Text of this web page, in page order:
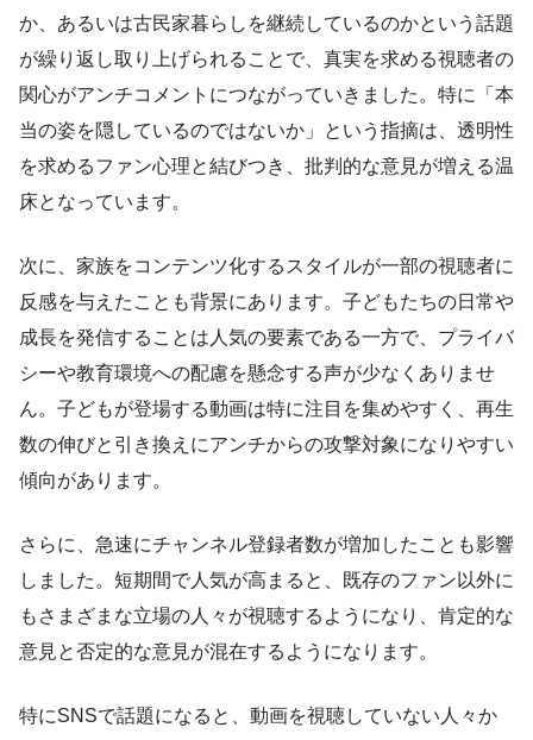
か、あるいは古民家暮らしを継続しているのかという話題
が繰り返し取り上げられることで、真実を求める視聴者の
関心がアンチコメントにつながっていきました。特に「本
当の姿を隠しているのではないか」という指摘は、透明性
を求めるファン心理と結びつき、批判的な意見が増える温
床となっています。
次に、家族をコンテンツ化するスタイルが一部の視聴者に
反感を与えたことも背景にあります。子どもたちの日常や
成長を発信することは人気の要素である一方で、プライバ
シーや教育環境への配慮を懸念する声が少なくありませ
ん。子どもが登場する動画は特に注目を集めやすく、再生
数の伸びと引き換えにアンチからの攻撃対象になりやすい
傾向があります。
さらに、急速にチャンネル登録者数が増加したことも影響
しました。短期間で人気が高まると、既存のファン以外に
もさまざまな立場の人々が視聴するようになり、肯定的な
意見と否定的な意見が混在するようになります。
特にSNSで話題になると、動画を視聴していない人々か